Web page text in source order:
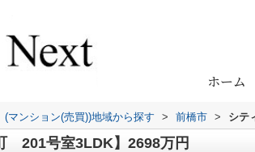
ホーム
(マンション(売買))地域から探す > 前橋市 > シテ
201号室3LDK】2698万円